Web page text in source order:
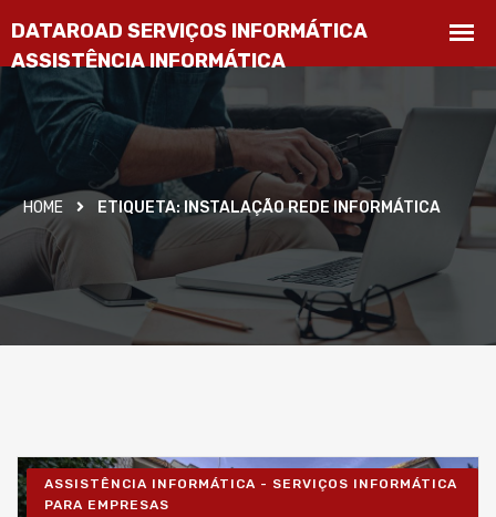
HOME ETIQUETA: INSTALAÇÃO REDE INFORMÁTICA
ASSISTÊNCIA INFORMÁTICA - SERVIÇOS INFORMÁTICA
PARA EMPRESAS